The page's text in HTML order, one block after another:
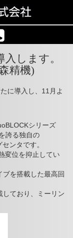
します。
精機)
に導入し、11月よ
シリーズ
誇る独自の
ンタです。
変位を抑止してい
を搭載した最高回
ており、ミーリン